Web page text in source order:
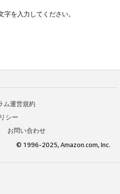
を入力してください。
ム運営規約
シー
お問い合わせ
© 1996-2025, Amazon.com, Inc.